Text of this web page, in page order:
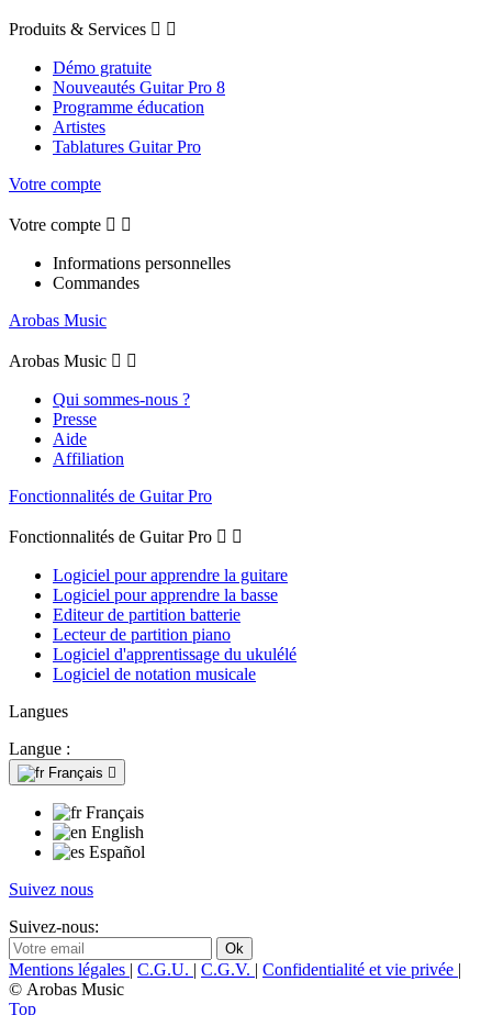
Produits & Services  
Démo gratuite
Nouveautés Guitar Pro 8
Programme éducation
Artistes
Tablatures Guitar Pro
Votre compte
Votre compte  
Informations personnelles
Commandes
Arobas Music
Arobas Music  
Qui sommes-nous ?
Presse
Aide
Affiliation
Fonctionnalités de Guitar Pro
Fonctionnalités de Guitar Pro  
Logiciel pour apprendre la guitare
Logiciel pour apprendre la basse
Editeur de partition batterie
Lecteur de partition piano
Logiciel d'apprentissage du ukulélé
Logiciel de notation musicale
Langues
Langue :
Français 
Français
English
Español
Suivez nous
Suivez-nous:
Mentions légales | C.G.U. | C.G.V. | Confidentialité et vie privée |
© Arobas Music
Top